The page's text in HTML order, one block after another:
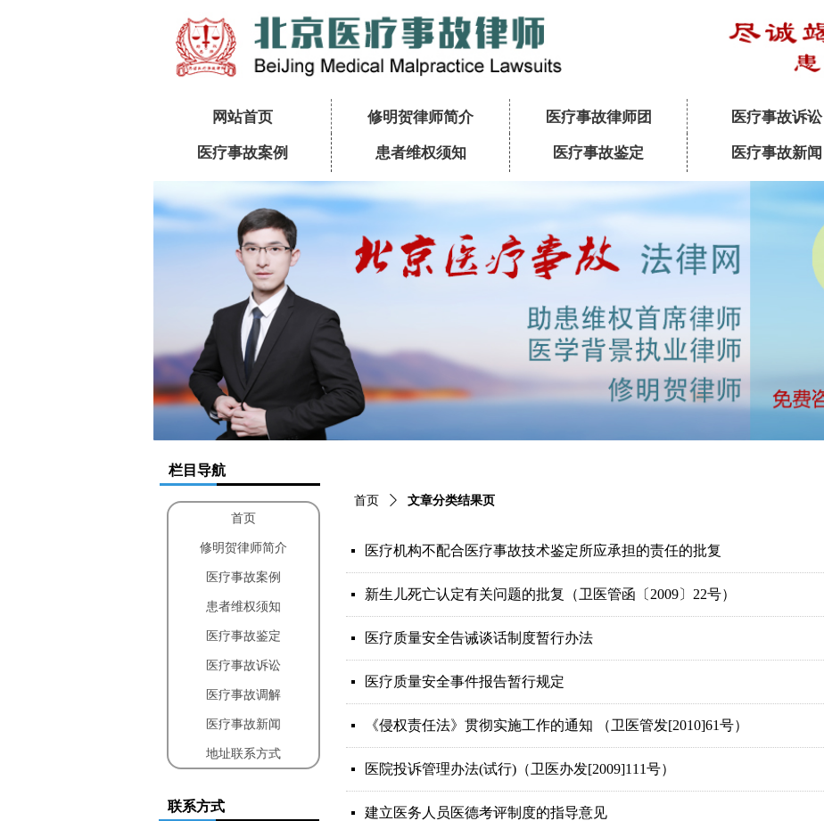
网站首页 修明贺律师简介 医疗事故律师团 医疗事故诉讼
医疗事故案例 患者维权须知 医疗事故鉴定 医疗事故新闻
넷 医疗机构不配合医疗事故技术鉴定所应承担的责任的批复
넷 新生儿死亡认定有关问题的批复（卫医管函〔2009〕22号）
넷 医疗质量安全告诫谈话制度暂行办法
넷 医疗质量安全事件报告暂行规定
넷 《侵权责任法》贯彻实施工作的通知 （卫医管发[2010]61号）
넷 医院投诉管理办法(试行)（卫医办发[2009]111号）
넷 建立医务人员医德考评制度的指导意见
首页 ꄲ
文章分类结果页
首页
修明贺律师简介
医疗事故案例
患者维权须知
医疗事故鉴定
医疗事故诉讼
医疗事故调解
医疗事故新闻
地址联系方式
栏目导航
联系方式